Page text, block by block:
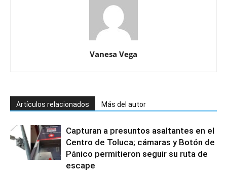
Vanesa Vega
Artículos relacionados Más del autor
Capturan a presuntos asaltantes en el
Centro de Toluca; cámaras y Botón de
Pánico permitieron seguir su ruta de
escape